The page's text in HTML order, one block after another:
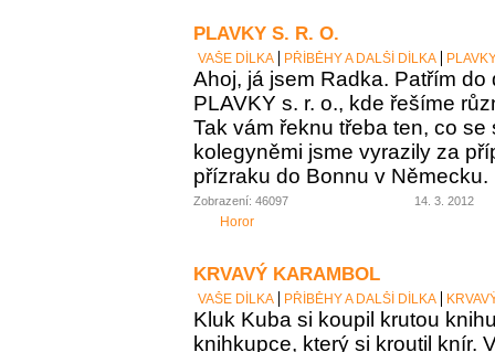
PLAVKY S. R. O.
VAŠE DÍLKA PŘÍBĚHY A DALŠÍ DÍLKA
Ahoj, já jsem Radka. Patřím
PLAVKY s. r. o., kde řešíme
Tak vám řeknu třeba ten, co se
kolegyněmi jsme vyrazily za
přízraku do Bonnu v Německu.
Zobrazení: 46097 14. 3. 2012
Horor
KRVAVÝ KARAMBOL
VAŠE DÍLKA PŘÍBĚHY A DALŠÍ DÍLKA
Kluk Kuba si koupil krutou
knihkupce, který si kroutil knír.